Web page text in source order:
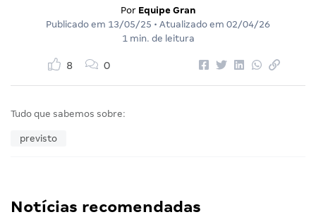
Por Equipe Gran
Publicado em 13/05/25 • Atualizado em 02/04/26
1 min. de leitura
8 0
Tudo que sabemos sobre:
previsto
Notícias recomendadas